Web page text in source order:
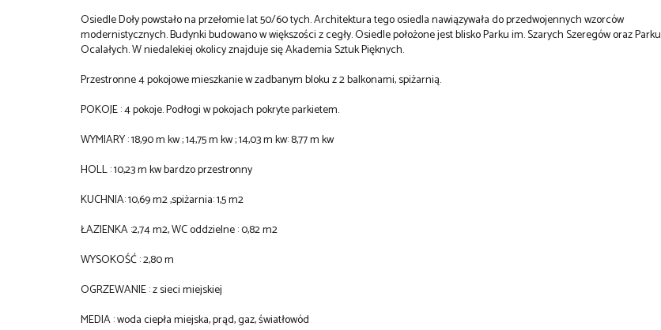
Osiedle Doły powstało na przełomie lat 50/60 tych. Architektura tego osiedla nawiązywała do przedwojennych wzorców
modernistycznych. Budynki budowano w większości z cegły. Osiedle położone jest blisko Parku im. Szarych Szeregów oraz Parku
Ocalałych. W niedalekiej okolicy znajduje się Akademia Sztuk Pięknych.
Przestronne 4 pokojowe mieszkanie w zadbanym bloku z 2 balkonami, spiżarnią.
POKOJE : 4 pokoje. Podłogi w pokojach pokryte parkietem.
WYMIARY : 18,90 m kw ; 14,75 m kw ; 14,03 m kw: 8,77 m kw
HOLL : 10,23 m kw bardzo przestronny
KUCHNIA: 10,69 m2 ,spiżarnia: 1,5 m2
ŁAZIENKA :2,74 m2, WC oddzielne : 0,82 m2
WYSOKOŚĆ : 2,80 m
OGRZEWANIE : z sieci miejskiej
MEDIA : woda ciepła miejska, prąd, gaz, światłowód